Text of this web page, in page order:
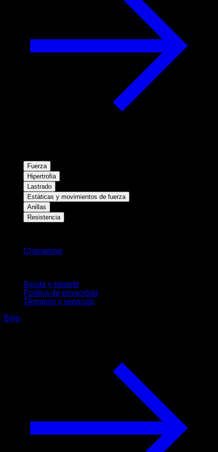
Fuerza
Hipertrofia
Lastrado
Estáticas y movimientos de fuerza
Anillas
Resistencia
Changelog
Ayuda y soporte
Política de privacidad
Términos y servicios
Blog